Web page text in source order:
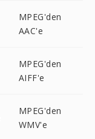
MPEG'den
AAC'e
MPEG'den
AIFF'e
MPEG'den
WMV'e